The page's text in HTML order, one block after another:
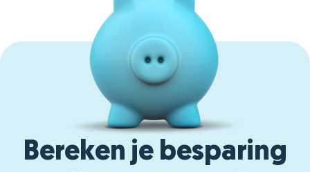
Bereken je besparing